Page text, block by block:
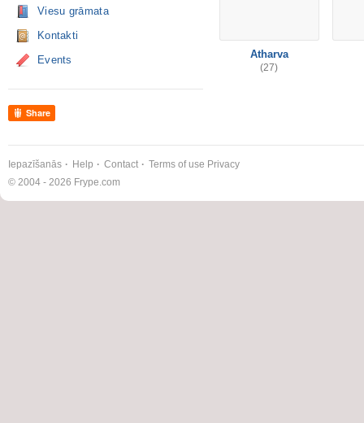
Viesu grāmata
Kontakti
Events
Share
Atharva
(27)
Iepazīšanās Help Contact Terms of use Privacy
© 2004 - 2026 Frype.com